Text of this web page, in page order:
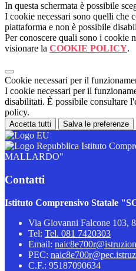
In questa schermata è possibile
I cookie necessari sono quelli che
piattaforma e non è possibile
Per conoscere quali sono i cookie
visionare la COOKIE POLICY.
Cookie necessari per il
I cookie necessari per il
disabilitati. È possibile consultare
policy.
Accetta tutti Salva le preferenze
Istituto
MALLARDO"
Contatti
Istituto Comprensivo Statale
Via Giovanni Falcone 103,
Tel: Tel. 081 7420303
Email:
PEC:
C.F.: 95187090634